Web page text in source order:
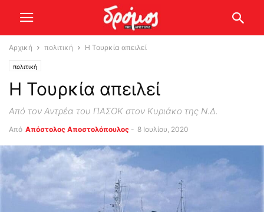
Αρχική πολιτική Η Τουρκία απειλεί
πολιτική
Η Τουρκία απειλεί
Από τον Αντρέα του ΠΑΣΟΚ στον Κυριάκο της Ν.Δ.
Από Απόστολος Αποστολόπουλος - 8 Ιουλίου, 2020